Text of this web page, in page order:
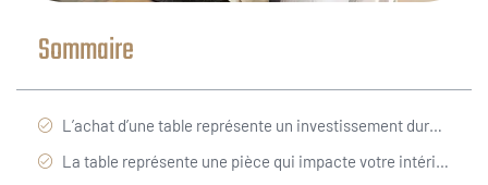
Sommaire
L’achat d’une table représente un investissement durable
La table représente une pièce qui impacte votre intérieur